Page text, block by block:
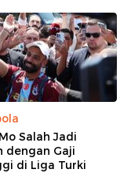
Salah Jadi
dengan Gaji
di Liga Turki